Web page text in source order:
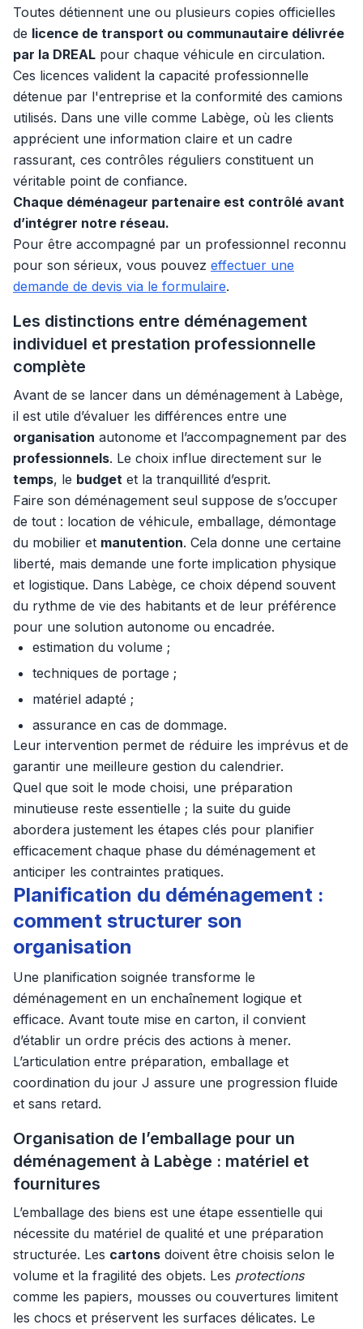
Toutes détiennent une ou plusieurs copies officielles
de licence de transport ou communautaire délivrée
par la DREAL pour chaque véhicule en circulation.
Ces licences valident la capacité professionnelle
détenue par l'entreprise et la conformité des camions
utilisés. Dans une ville comme Labège, où les clients
apprécient une information claire et un cadre
rassurant, ces contrôles réguliers constituent un
véritable point de confiance.
Chaque déménageur partenaire est contrôlé avant
d’intégrer notre réseau.
Pour être accompagné par un professionnel reconnu
pour son sérieux, vous pouvez effectuer une
demande de devis via le formulaire.
Les distinctions entre déménagement
individuel et prestation professionnelle
complète
Avant de se lancer dans un déménagement à Labège,
il est utile d’évaluer les différences entre une
organisation autonome et l’accompagnement par des
professionnels. Le choix influe directement sur le
temps, le budget et la tranquillité d’esprit.
Faire son déménagement seul suppose de s’occuper
de tout : location de véhicule, emballage, démontage
du mobilier et manutention. Cela donne une certaine
liberté, mais demande une forte implication physique
et logistique. Dans Labège, ce choix dépend souvent
du rythme de vie des habitants et de leur préférence
pour une solution autonome ou encadrée.
estimation du volume ;
techniques de portage ;
matériel adapté ;
assurance en cas de dommage.
Leur intervention permet de réduire les imprévus et de
garantir une meilleure gestion du calendrier.
Quel que soit le mode choisi, une préparation
minutieuse reste essentielle ; la suite du guide
abordera justement les étapes clés pour planifier
efficacement chaque phase du déménagement et
anticiper les contraintes pratiques.
Planification du déménagement :
comment structurer son
organisation
Une planification soignée transforme le
déménagement en un enchaînement logique et
efficace. Avant toute mise en carton, il convient
d’établir un ordre précis des actions à mener.
L’articulation entre préparation, emballage et
coordination du jour J assure une progression fluide
et sans retard.
Organisation de l’emballage pour un
déménagement à Labège : matériel et
fournitures
L’emballage des biens est une étape essentielle qui
nécessite du matériel de qualité et une préparation
structurée. Les cartons doivent être choisis selon le
volume et la fragilité des objets. Les protections
comme les papiers, mousses ou couvertures limitent
les chocs et préservent les surfaces délicates. Le